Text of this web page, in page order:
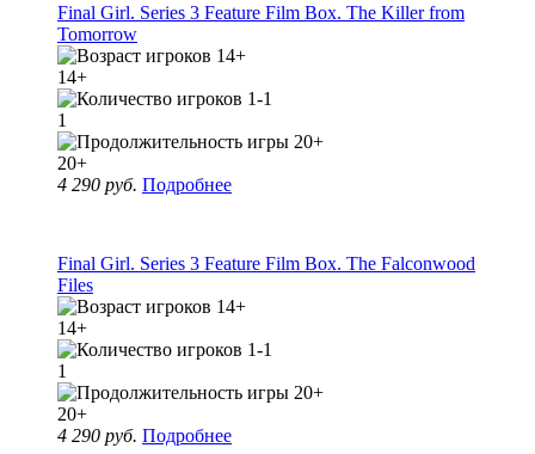
Final Girl. Series 3 Feature Film Box. The Killer from
Tomorrow
14+
1
20+
4 290 руб. Подробнее
Final Girl. Series 3 Feature Film Box. The Falconwood
Files
14+
1
20+
4 290 руб. Подробнее